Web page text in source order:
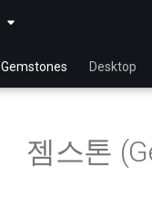
latest
Gemstones Desktop
젬스톤